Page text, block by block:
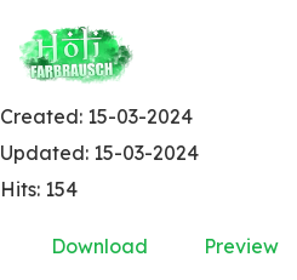
FabianFarell_Live_03
File size: 2.49 MB
Created: 15-03-2024
Updated: 15-03-2024
Hits: 154
Download Preview